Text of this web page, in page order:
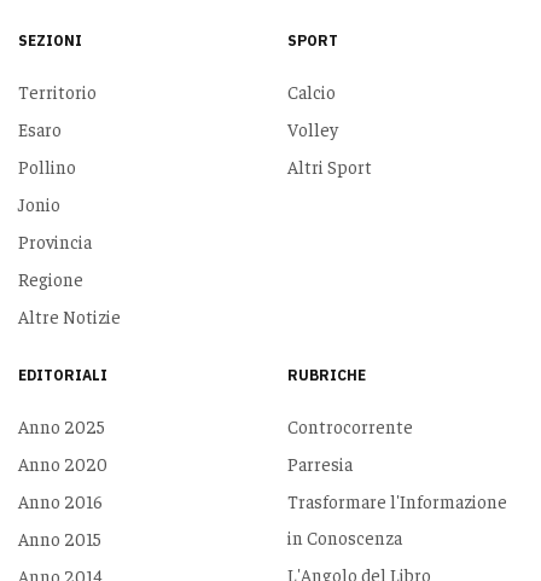
SEZIONI
Territorio
Esaro
Pollino
Jonio
Provincia
Regione
Altre Notizie
SPORT
Calcio
Volley
Altri Sport
EDITORIALI
Anno 2025
Anno 2020
Anno 2016
Anno 2015
Anno 2014
RUBRICHE
Controcorrente
Parresia
Trasformare l'Informazione
in Conoscenza
L'Angolo del Libro